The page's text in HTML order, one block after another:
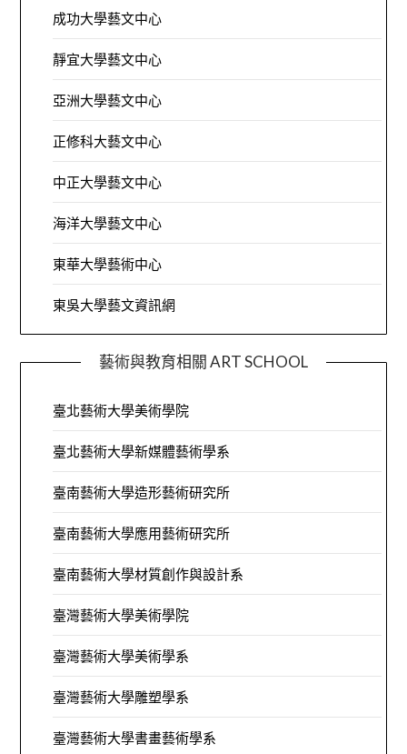
成功大學藝文中心
靜宜大學藝文中心
亞洲大學藝文中心
正修科大藝文中心
中正大學藝文中心
海洋大學藝文中心
東華大學藝術中心
東吳大學藝文資訊網
藝術與教育相關 ART SCHOOL
臺北藝術大學美術學院
臺北藝術大學新媒體藝術學系
臺南藝術大學造形藝術研究所
臺南藝術大學應用藝術研究所
臺南藝術大學材質創作與設計系
臺灣藝術大學美術學院
臺灣藝術大學美術學系
臺灣藝術大學雕塑學系
臺灣藝術大學書畫藝術學系